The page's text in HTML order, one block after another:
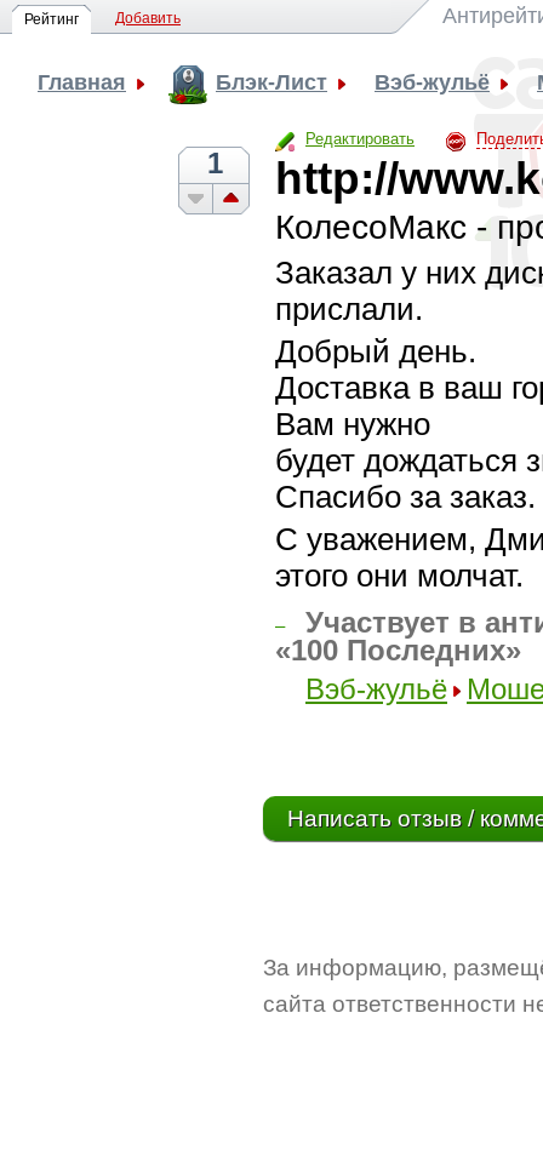
Рейтинг Добавить
Главная Блэк-Лист Вэб-жульё
Редактировать
1 http://
КолесоМакс -
Заказал у них
прислали.
Добрый день.
Доставка в ваш
Вам нужно
будет
Спасибо за заказ.
С уважением,
этого они молчат.
–
Участвует в
«100 Последних»
Вэб-жульё
Написать отзыв /
За информацию,
сайта ответственности